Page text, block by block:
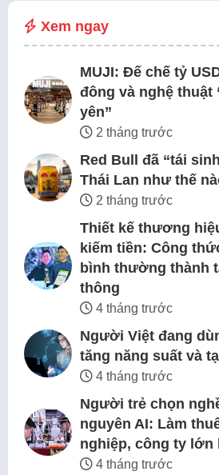
Xem ngay
MUJI: Đế chế tỷ
đông và nghệ thuật
yên”
2 tháng trước
Red Bull đã “tái
Thái Lan như thế
2 tháng trước
Thiết kế thương
kiếm tiền: Công
bình thường thành
thông
4 tháng trước
Người Việt đang
tăng năng suất và
4 tháng trước
Người trẻ chọn
nguyên AI: Làm
nghiệp, công ty lớn
4 tháng trước